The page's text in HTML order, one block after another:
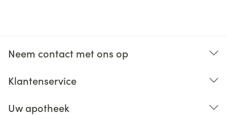
Neem contact met ons op
Klantenservice
Uw apotheek